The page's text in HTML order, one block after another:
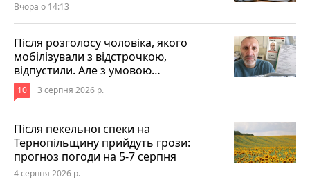
Вчора о 14:13
Після розголосу чоловіка, якого
мобілізували з відстрочкою,
відпустили. Але з умовою…
10 3 серпня 2026 р.
Після пекельної спеки на
Тернопільщину прийдуть грози:
прогноз погоди на 5-7 серпня
4 серпня 2026 р.